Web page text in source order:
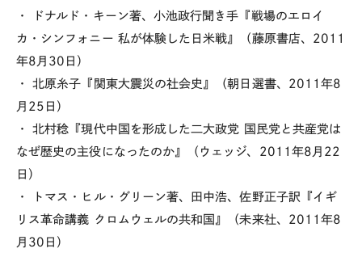
・ ドナルド・キーン著、小池政行聞き手『戦場のエロイ
カ・シンフォニー 私が体験した日米戦』（藤原書店、2011
年8月30日）
・ 北原糸子『関東大震災の社会史』（朝日選書、2011年8
月25日）
・ 北村稔『現代中国を形成した二大政党 国民党と共産党は
なぜ歴史の主役になったのか』（ウェッジ、2011年8月22
日）
・ トマス・ヒル・グリーン著、田中浩、佐野正子訳『イギ
リス革命講義 クロムウェルの共和国』（未来社、2011年8
月30日）